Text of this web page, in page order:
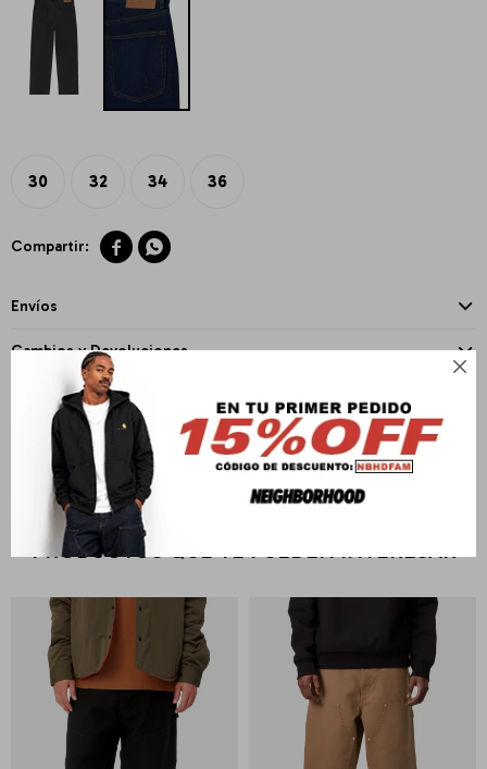

30 32 34 36
 
Envíos
Cambios y Devoluciones
Medios de pago
PRODUCTOS QUE TE PUEDEN INTERESAR